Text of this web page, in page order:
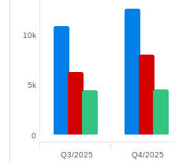
0
5k
10k
Q3/2025 Q4/2025
Tin
của